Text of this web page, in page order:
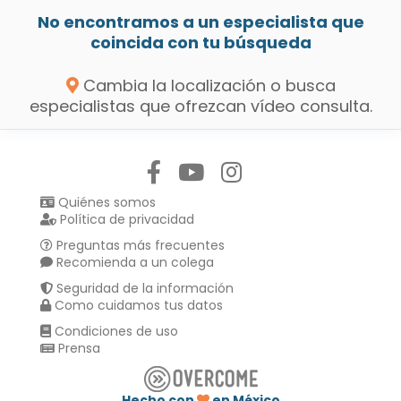
No encontramos a un especialista que
coincida con tu búsqueda
Cambia la localización o busca
especialistas que ofrezcan vídeo consulta.
Quiénes somos
Política de privacidad
Preguntas más frecuentes
Recomienda a un colega
Seguridad de la información
Como cuidamos tus datos
Condiciones de uso
Prensa